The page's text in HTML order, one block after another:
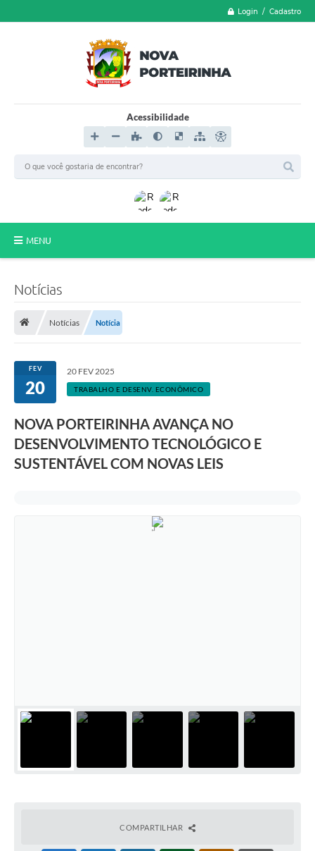
Login / Cadastro
Acessibilidade
MENU
A Cidade
Governo
Transparência
Galeria de Fotos
Galeria de Vídeos
Contas Públicas
Notícias
Notícias Notícia
FEV
20
20 FEV 2025
TRABALHO E DESENV. ECONÔMICO
NOVA PORTEIRINHA AVANÇA NO
DESENVOLVIMENTO TECNOLÓGICO E
SUSTENTÁVEL COM NOVAS LEIS
COMPARTILHAR